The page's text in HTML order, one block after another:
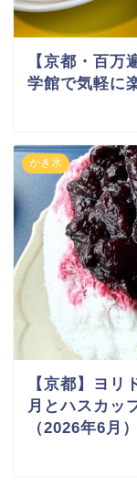
【京都・百
学館で気軽に
かき氷
【京都】ヨ
月とハスカッ
（2026年6月）